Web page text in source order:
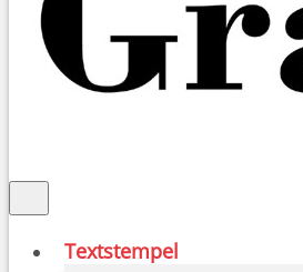
Textstempel